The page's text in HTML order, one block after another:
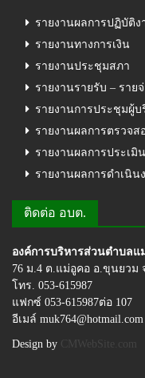
รายงานผลการปฏิบัติง
รายงานทางการเงิน
รายงานประชุมสภา
รายงานรายรับ – ราย
รายงานการประชุมผู้บ
รายงานผลการตรวจ
รายงานผลการประเ
รายงานผลการดำเนิน
ติดต่อ อบต.
องค์การบริหารส่วนตำบลแ
76 ม.4 ต.แม่อูคอ อ.ขุนยวม
โทร. 053-615987
แฟกซ์ 053-615987ต่อ 107
อีเมล์ muk764@hotmail.com
Design by CMWebSite.com